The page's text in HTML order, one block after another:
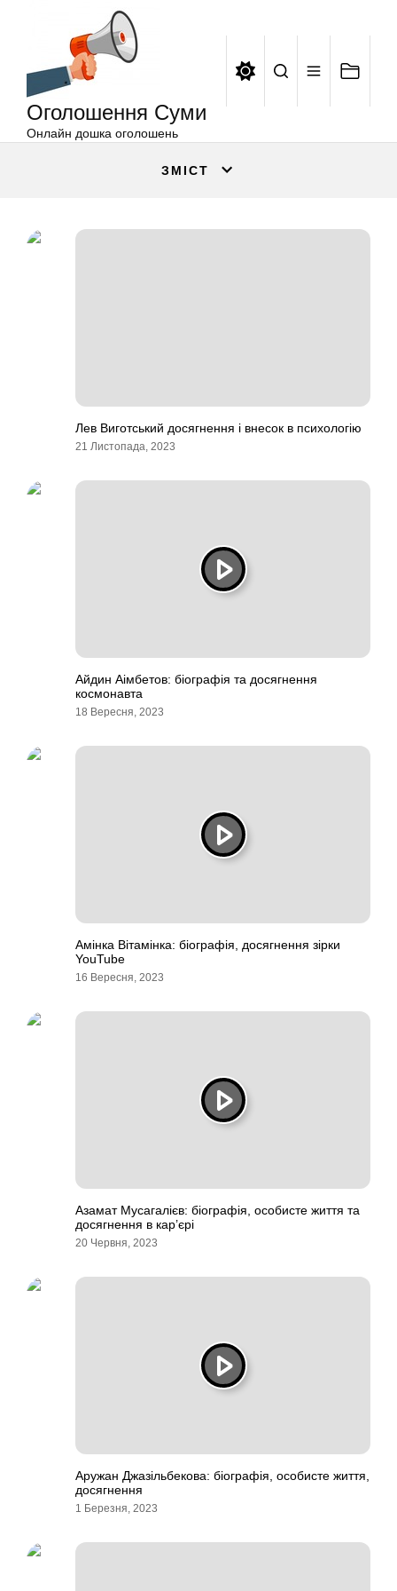
Оголошення Суми
Онлайн дошка оголошень
ЗМІСТ
Лев Виготський досягнення і внесок в психологію
21 Листопада, 2023
Айдин Аімбетов: біографія та досягнення
космонавта
18 Вересня, 2023
Амінка Вітамінка: біографія, досягнення зірки
YouTube
16 Вересня, 2023
Азамат Мусагалієв: біографія, особисте життя та
досягнення в кар’єрі
20 Червня, 2023
Аружан Джазільбекова: біографія, особисте життя,
досягнення
1 Березня, 2023